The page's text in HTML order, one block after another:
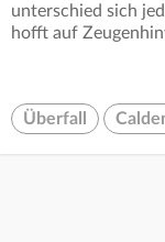
unterschied sich
hofft auf
Überfall